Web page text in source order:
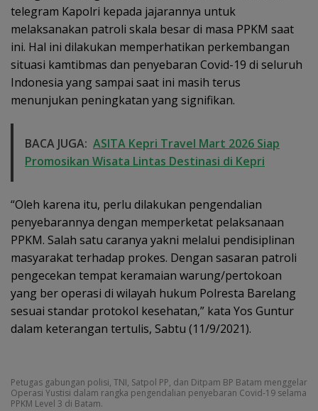
telegram Kapolri kepada jajarannya untuk
melaksanakan patroli skala besar di masa PPKM saat
ini. Hal ini dilakukan memperhatikan perkembangan
situasi kamtibmas dan penyebaran Covid-19 di seluruh
Indonesia yang sampai saat ini masih terus
menunjukan peningkatan yang signifikan.
BACA JUGA: ASITA Kepri Travel Mart 2026 Siap
Promosikan Wisata Lintas Destinasi di Kepri
“Oleh karena itu, perlu dilakukan pengendalian
penyebarannya dengan memperketat pelaksanaan
PPKM. Salah satu caranya yakni melalui pendisiplinan
masyarakat terhadap prokes. Dengan sasaran patroli
pengecekan tempat keramaian warung/pertokoan
yang ber operasi di wilayah hukum Polresta Barelang
sesuai standar protokol kesehatan,” kata Yos Guntur
dalam keterangan tertulis, Sabtu (11/9/2021).
Petugas gabungan polisi, TNI, Satpol PP, dan Ditpam BP Batam menggelar
Operasi Yustisi dalam rangka pengendalian penyebaran Covid-19 selama
PPKM Level 3 di Batam.